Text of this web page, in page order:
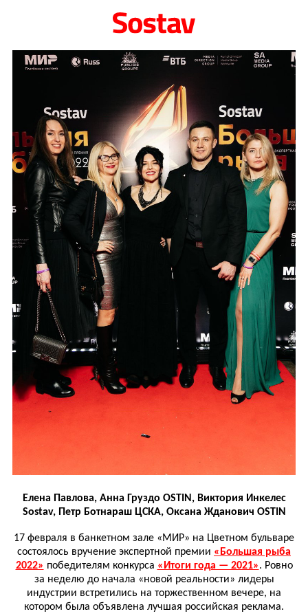
Елена Павлова, Анна Груздо OSTIN, Виктория Инкелес
Sostav, Петр Ботнараш ЦСКА, Оксана Жданович OSTIN
17 февраля в банкетном зале «МИР» на Цветном бульваре
состоялось вручение экспертной премии «Большая рыба
2022» победителям конкурса «Итоги года — 2021». Ровно
за неделю до начала «новой реальности» лидеры
индустрии встретились на торжественном вечере, на
котором была объявлена лучшая российская реклама.